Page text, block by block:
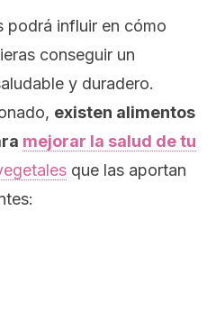
podrá influir en cómo
conseguir un
y duradero.
existen alimentos
mejorar la salud de tu
que las aportan